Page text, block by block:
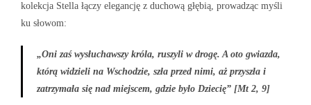
kolekcja Stella łączy elegancję z duchową głębią, prowadząc myśli
ku słowom:
„Oni zaś wysłuchawszy króla, ruszyli w drogę. A oto gwiazda,
którą widzieli na Wschodzie, szła przed nimi, aż przyszła i
zatrzymała się nad miejscem, gdzie było Dziecię” [Mt 2, 9]